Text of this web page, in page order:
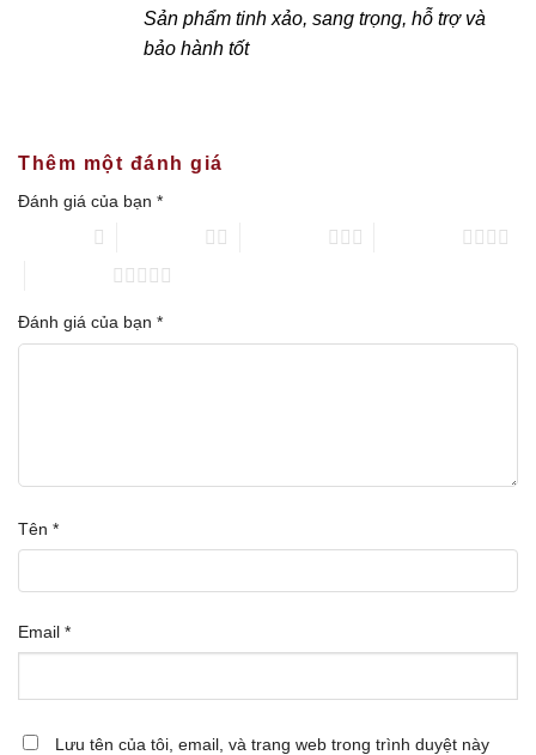
Sản phẩm tinh xảo, sang trọng, hỗ trợ và
bảo hành tốt
Thêm một đánh giá
Đánh giá của bạn *
Đánh giá của bạn *
Tên *
Email *
Lưu tên của tôi, email, và trang web trong trình duyệt này